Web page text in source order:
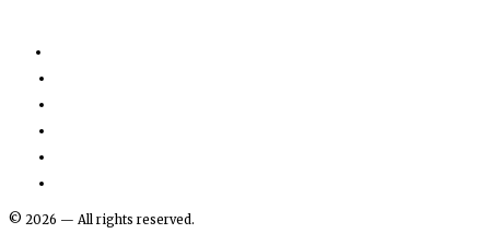
© 2026 — All rights reserved.